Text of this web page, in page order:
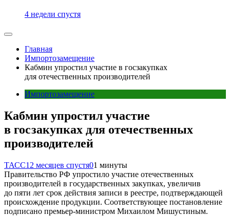
4 недели спустя
Главная
Импортозамещение
Кабмин упростил участие в госзакупках
для отечественных производителей
Импортозамещение
Кабмин упростил участие
в госзакупках для отечественных
производителей
ТАСС12 месяцев спустя01 минуты
Правительство РФ упростило участие отечественных
производителей в государственных закупках, увеличив
до пяти лет срок действия записи в реестре, подтверждающей
происхождение продукции. Соответствующее постановление
подписано премьер-министром Михаилом Мишустиным.